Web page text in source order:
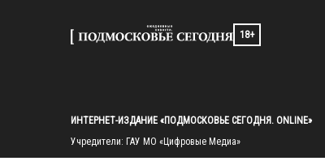
18+
ИНТЕРНЕТ-ИЗДАНИЕ «ПОДМОСКОВЬЕ СЕГОДНЯ. ONLINE»
Учредители: ГАУ МО «Цифровые Медиа»